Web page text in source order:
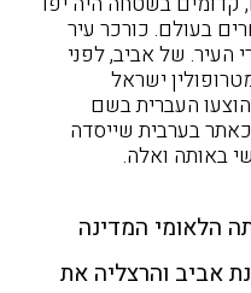
בעולם. כורכר עיר
העיר. של אביב, לפני
ישראל
העברית בשם
בערבית שייסדה
באותה ואלה.
הלאומי המדינה
אביב והרצליה את